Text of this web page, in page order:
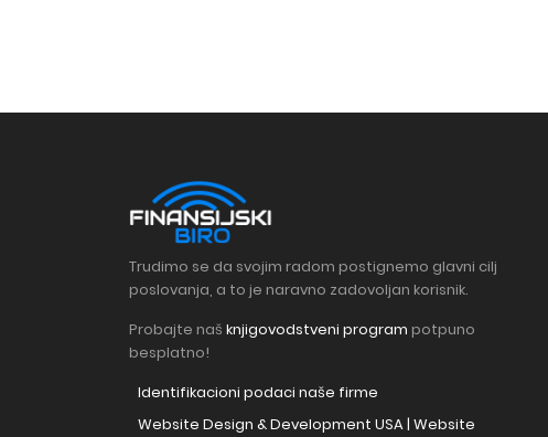
Trudimo se da svojim radom postignemo glavni cilj
poslovanja, a to je naravno zadovoljan korisnik.
Probajte naš knjigovodstveni program potpuno
besplatno!
Identifikacioni podaci naše firme
Website Design & Development USA | Website